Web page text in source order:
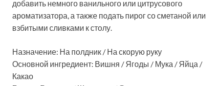
добавить немного ванильного или цитрусового
ароматизатора, а также подать пирог со сметаной или
взбитыми сливками к столу.
Назначение: На полдник / На скорую руку
Основной ингредиент: Вишня / Ягоды / Мука / Яйца /
Какао